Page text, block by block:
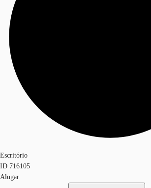
Escritório
ID 716105
Alugar